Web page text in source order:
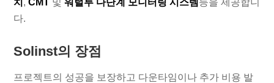
다.
Solinst의 장점
프로젝트의 성공을 보장하고 다운타임이나 추가 비용 발